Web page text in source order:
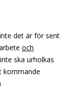
det är för sent
och
ska urholkas
kommande